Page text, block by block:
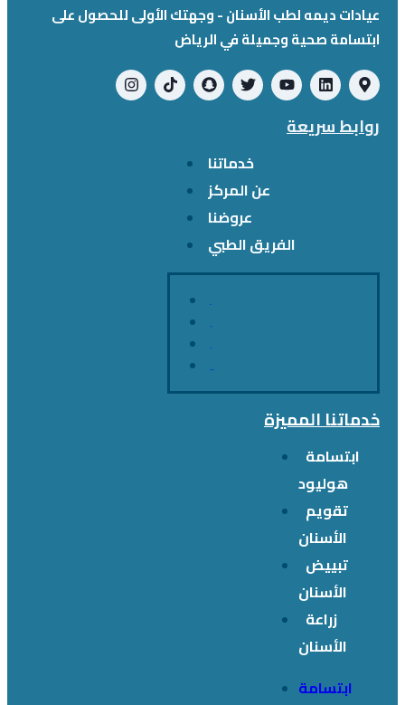
خدماتنا المميزة
ابتسامة
هوليود
تقويم
الأسنان
تبييض
الأسنان
زراعة
الأسنان
ابتسامة
روابط سريعة
خدماتنا
عن المركز
عروضنا
الفريق الطبي
عيادات ديمه لطب الأسنان - وجهتك الأولى للحصول على
ابتسامة صحية وجميلة في الرياض